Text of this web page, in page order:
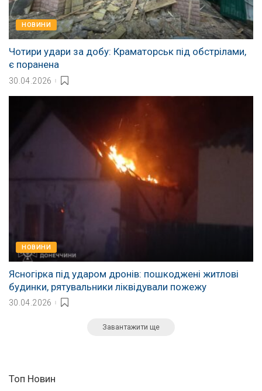
НОВИНИ
Чотири удари за добу: Краматорськ під обстрілами,
є поранена
30.04.2026
НОВИНИ
Ясногірка під ударом дронів: пошкоджені житлові
будинки, рятувальники ліквідували пожежу
30.04.2026
Завантажити ще
Топ Новин